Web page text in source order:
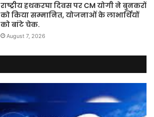
राष्ट्रीय हथकरघा दिवस पर CM योगी ने बुनकरों
को किया सम्मानित, योजनाओं के लाभार्थियों
को बांटे चेक.
August 7, 2026